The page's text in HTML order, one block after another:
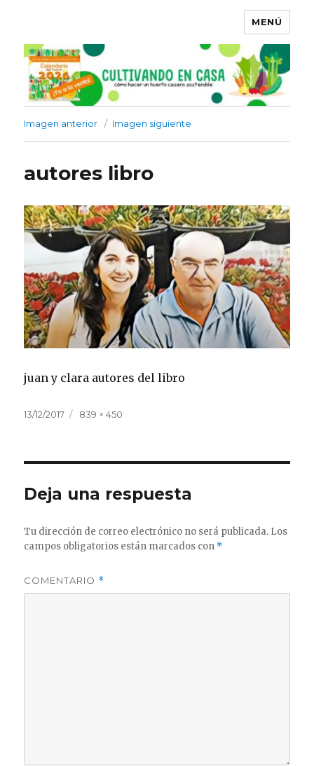
MENÚ
Imagen anterior Imagen siguiente
autores libro
juan y clara autores del libro
Publicado
13/12/2017
Tamaño
839 × 450
Deja una respuesta
Tu dirección de correo electrónico no será publicada. Los
campos obligatorios están marcados con *
COMENTARIO *